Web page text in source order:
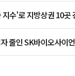
수'로 지방상권 10곳
줄인 SK바이오사이